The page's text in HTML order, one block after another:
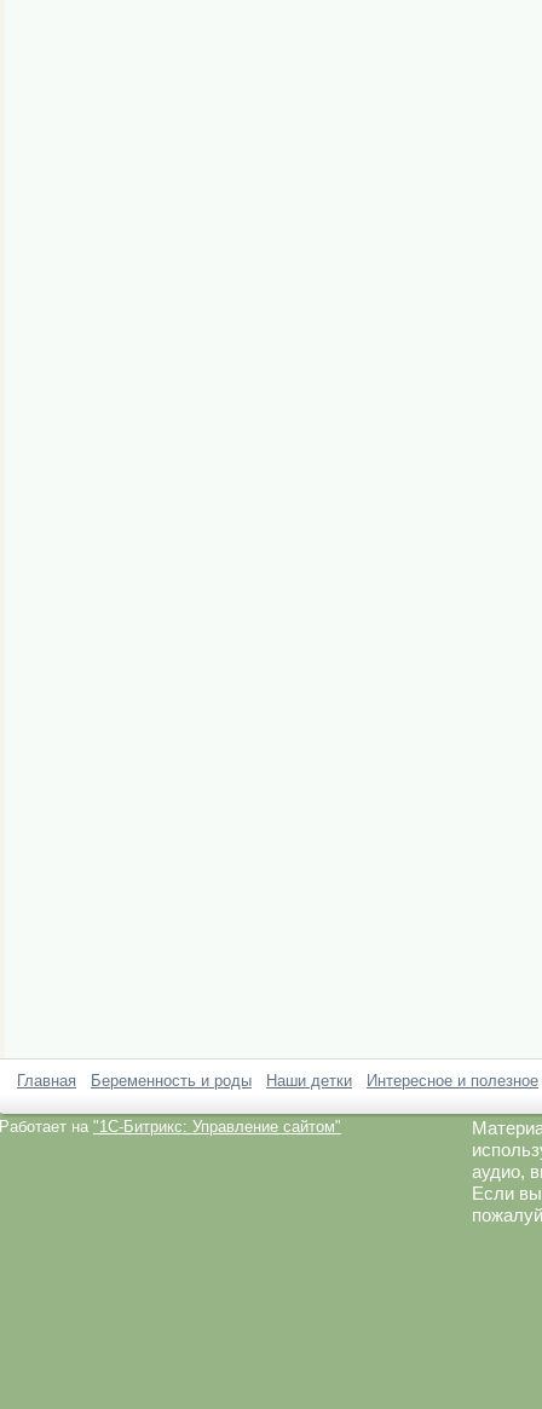
Главная Беременность и роды Наши детки Интересное и полезное
Работает на "1C-Битрикс: Управление сайтом"
аудио,
Если вы